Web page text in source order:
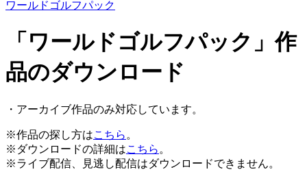
ワールドゴルフパック
「ワールドゴルフパック」作
品のダウンロード
・アーカイブ作品のみ対応しています。
※作品の探し方はこちら 。
※ダウンロードの詳細はこちら 。
※ライブ配信、見逃し配信はダウンロードできません。